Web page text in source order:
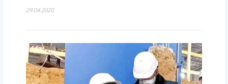
29.04.2020.